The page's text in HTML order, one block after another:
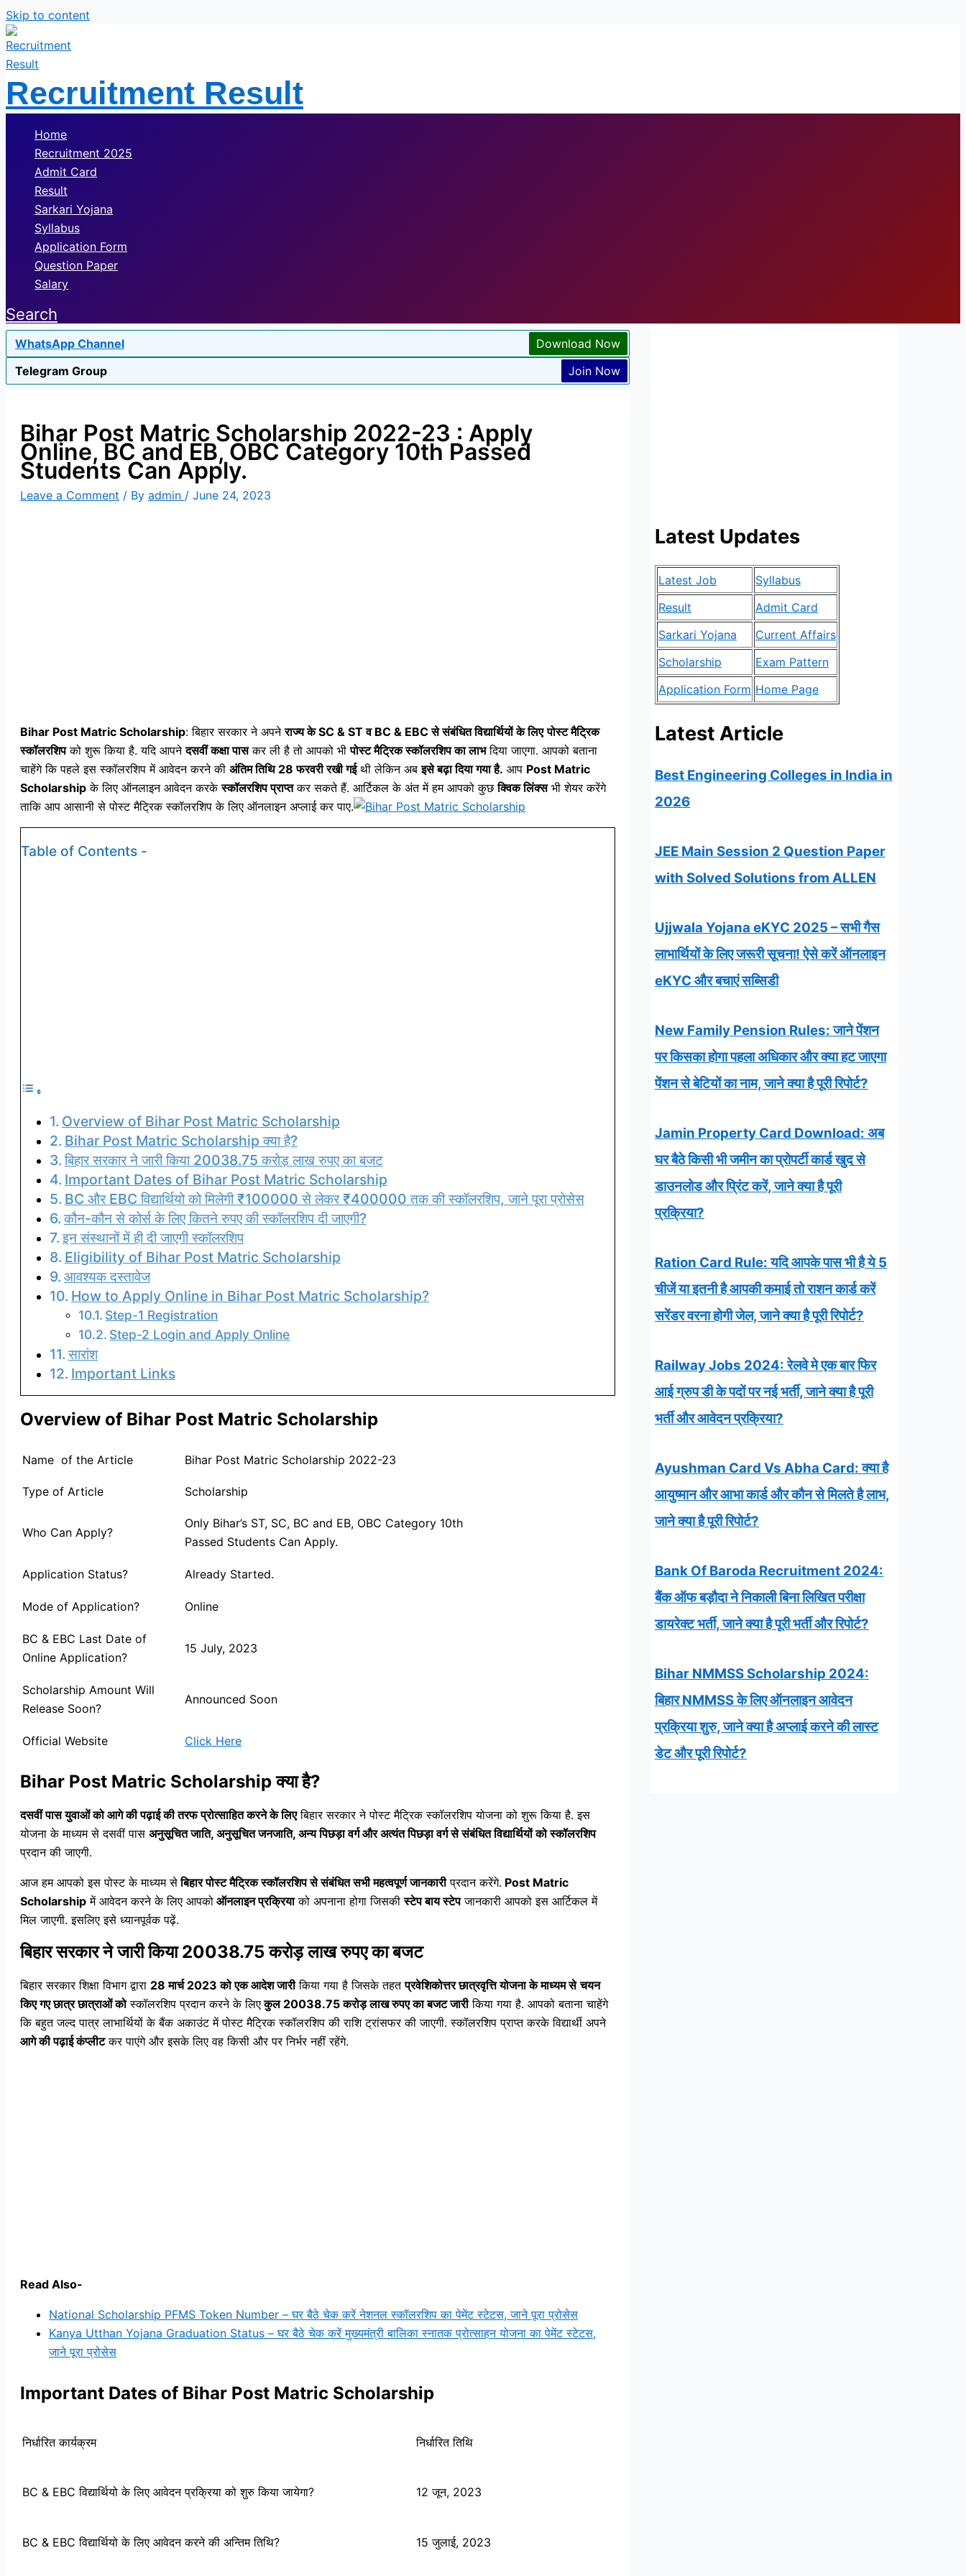
Skip to content
Recruitment Result
Home
Recruitment 2025
Admit Card
Result
Sarkari Yojana
Syllabus
Application Form
Question Paper
Salary
Search
WhatsApp Channel
Download Now
Telegram Group
Join Now
Bihar Post Matric Scholarship 2022-23 : Apply
Online, BC and EB, OBC Category 10th Passed
Students Can Apply.
Leave a Comment / By admin / June 24, 2023
Bihar Post Matric Scholarship: बिहार सरकार ने अपनेराज्य के SC & ST व BC & EBC से संबंधित विद्यार्थियों के लिए पोस्ट मैट्रिक
स्कॉलरशिपको शुरू किया है. यदि आपनेदसवीं कक्षा पासकर ली है तो आपको भीपोस्ट मैट्रिक स्कॉलरशिप का लाभदिया जाएगा. आपको बताना
चाहेंगे कि पहले इस स्कॉलरशिप में आवेदन करने की अंतिम तिथि 28 फरवरी रखी गईथी लेकिन अबइसे बढ़ा दिया गया है. आप Post Matric
Scholarship के लिए ऑनलाइन आवेदन करकेस्कॉलरशिप प्राप्तकर सकते हैं. आर्टिकल के अंत में हम आपको कुछक्विक लिंक्सभी शेयर करेंगे
ताकि आप आसानी से पोस्ट मैट्रिक स्कॉलरशिप के लिए ऑनलाइन अप्लाई कर पाए.
Table of Contents -
Overview of Bihar Post Matric Scholarship
Bihar Post Matric Scholarship क्या है?
बिहार सरकार ने जारी किया 20038.75 करोड़ लाख रुपए का बजट
Important Dates of Bihar Post Matric Scholarship
BC और EBC विद्यार्थियो को मिलेगी ₹100000 से लेकर ₹400000 तक की स्कॉलरशिप, जाने पूरा प्रोसेस
कौन-कौन से कोर्स के लिए कितने रुपए की स्कॉलरशिप दी जाएगी?
इन संस्थानों में ही दी जाएगी स्कॉलरशिप
Eligibility of Bihar Post Matric Scholarship
आवश्यक दस्तावेज
How to Apply Online in Bihar Post Matric Scholarship?
Step-1 Registration
Step-2 Login and Apply Online
सारांश
Important Links
Overview of Bihar Post Matric Scholarship
Name of the Article Bihar Post Matric Scholarship 2022-23
Type of Article Scholarship
Who Can Apply?
Only Bihar’s ST, SC, BC and EB, OBC Category 10th
Passed Students Can Apply.
Application Status? Already Started.
Mode of Application? Online
BC & EBC Last Date of
Online Application?
15 July, 2023
Scholarship Amount Will
Release Soon?
Announced Soon
Official Website Click Here
Bihar Post Matric Scholarship क्या है?
दसवीं पास युवाओं को आगे की पढ़ाई की तरफ प्रोत्साहित करने के लिएबिहार सरकार ने पोस्ट मैट्रिक स्कॉलरशिप योजना को शुरू किया है. इस
योजना के माध्यम से दसवीं पास अनुसूचित जाति, अनुसूचित जनजाति, अन्य पिछड़ा वर्ग और अत्यंत पिछड़ा वर्ग से संबंधित विद्यार्थियों को स्कॉलरशिप
प्रदान की जाएगी.
आज हम आपको इस पोस्ट के माध्यम सेबिहार पोस्ट मैट्रिक स्कॉलरशिप से संबंधित सभी महत्वपूर्ण जानकारीप्रदान करेंगे. Post Matric
Scholarship में आवेदन करने के लिए आपको ऑनलाइन प्रक्रियाको अपनाना होगा जिसकीस्टेप बाय स्टेपजानकारी आपको इस आर्टिकल में
मिल जाएगी. इसलिए इसे ध्यानपूर्वक पढ़ें.
बिहार सरकार ने जारी किया 20038.75 करोड़ लाख रुपए का बजट
बिहार सरकार शिक्षा विभाग द्वारा 28 मार्च 2023 को एक आदेश जारीकिया गया है जिसके तहतप्रवेशिकोत्तर छात्रवृत्ति योजना के माध्यम से चयन
किए गए छात्र छात्राओं कोस्कॉलरशिप प्रदान करने के लिएकुल 20038.75 करोड़ लाख रुपए का बजट जारीकिया गया है. आपको बताना चाहेंगे
कि बहुत जल्द पात्र लाभार्थियों के बैंक अकाउंट में पोस्ट मैट्रिक स्कॉलरशिप की राशि ट्रांसफर की जाएगी. स्कॉलरशिप प्राप्त करके विद्यार्थी अपने
आगे की पढ़ाई कंप्लीटकर पाएंगे और इसके लिए वह किसी और पर निर्भर नहीं रहेंगे.
Read Also-
National Scholarship PFMS Token Number – घर बैठे चेक करें नेशनल स्कॉलरशिप का पेमेंट स्टेटस, जाने पूरा प्रोसेस
Kanya Utthan Yojana Graduation Status – घर बैठे चेक करें मुख्यमंत्री बालिका स्नातक प्रोत्साहन योजना का पेमेंट स्टेटस,
जाने पूरा प्रोसेस
Important Dates of Bihar Post Matric Scholarship
निर्धारित कार्यक्रम निर्धारित तिथि
BC & EBC विद्यार्थियो के लिए आवेदन प्रक्रिया को शुरु किया जायेगा? 12 जून, 2023
BC & EBC विद्यार्थियो के लिए आवेदन करने की अन्तिम तिथि? 15 जुलाई, 2023
Latest Updates
Latest Job
Syllabus
Result
Admit Card
Sarkari Yojana
Current Affairs
Scholarship
Exam Pattern
Application Form Home Page
Latest Article
Best Engineering Colleges in India in
2026
JEE Main Session 2 Question Paper
with Solved Solutions from ALLEN
Ujjwala Yojana eKYC 2025 – सभी गैस
लाभार्थियों के लिए जरूरी सूचना! ऐसे करें ऑनलाइन
eKYC और बचाएं सब्सिडी
New Family Pension Rules: जाने पेंशन
पर किसका होगा पहला अधिकार और क्या हट जाएगा
पेंशन से बेटियों का नाम, जाने क्या है पूरी रिपोर्ट?
Jamin Property Card Download: अब
घर बैठे किसी भी जमीन का प्रोपर्टी कार्ड खुद से
डाउनलोड और प्रिंट करें, जाने क्या है पूरी
प्रक्रिया?
Ration Card Rule: यदि आपके पास भी है ये 5
चीजें या इतनी है आपकी कमाई तो राशन कार्ड करें
सरेंडर वरना होगी जेल, जाने क्या है पूरी रिपोर्ट?
Railway Jobs 2024: रेलवे मे एक बार फिर
आई ग्रुप डी के पदों पर नई भर्ती, जाने क्या है पूरी
भर्ती और आवेदन प्रक्रिया?
Ayushman Card Vs Abha Card: क्या है
आयुष्मान और आभा कार्ड और कौन से मिलते है लाभ,
जाने क्या है पूरी रिपोर्ट?
Bank Of Baroda Recruitment 2024:
बैंक ऑफ बड़ौदा ने निकाली बिना लिखित परीक्षा
डायरेक्ट भर्ती, जाने क्या है पूरी भर्ती और रिपोर्ट?
Bihar NMMSS Scholarship 2024:
बिहार NMMSS के लिए ऑनलाइन आवेदन
प्रक्रिया शुरु, जाने क्या है अप्लाई करने की लास्ट
डेट और पूरी रिपोर्ट?